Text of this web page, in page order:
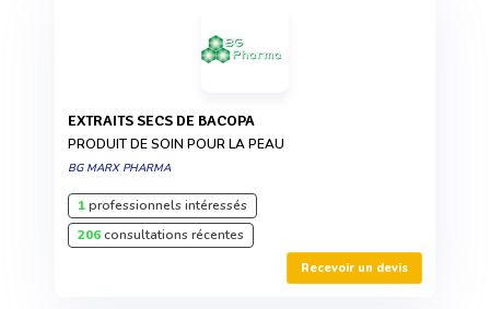
EXTRAITS SECS DE BACOPA
PRODUIT DE SOIN POUR LA PEAU
BG MARX PHARMA
1professionnels intéressés
206consultations récentes
Recevoir un devis